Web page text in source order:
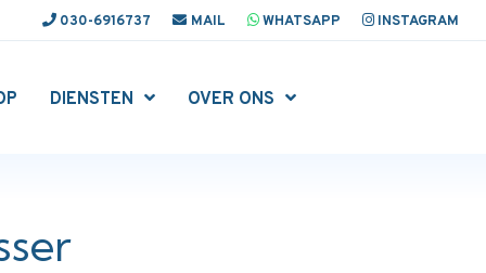
030-6916737 MAIL WHATSAPP INSTAGRAM
DIENSTEN OVER ONS